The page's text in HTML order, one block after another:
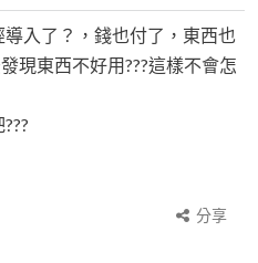
入了？，錢也付了，東西也
現東西不好用???這樣不會怎
分享